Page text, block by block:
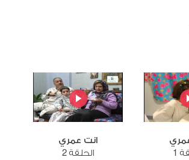
1
انت عمري
الحلقة 2